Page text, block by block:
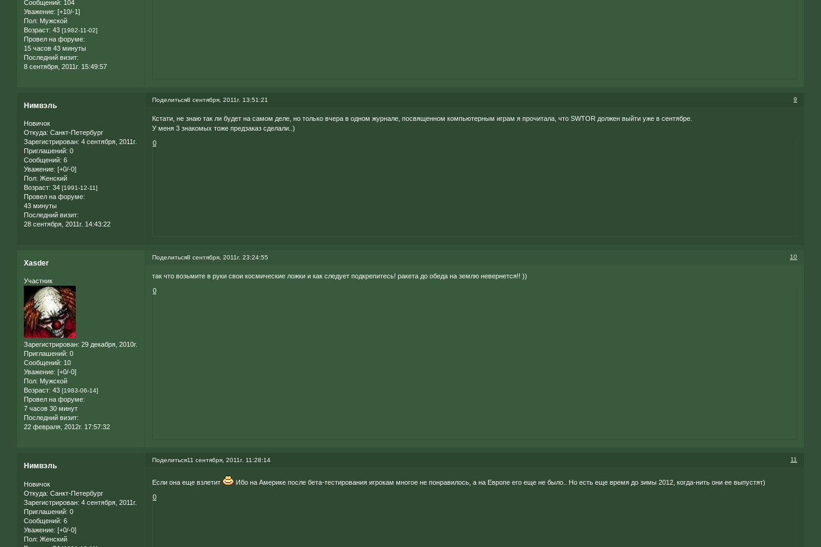
Сообщений: 104
Уважение: [+10/-1]
Пол: Мужской
Возраст: 43 [1982-11-02]
Провел на форуме:
15 часов 43 минуты
Последний визит:
8 сентября, 2011г. 15:49:57
Поделиться 9
8 сентября, 2011г. 13:51:21
Нимвэль
Новичок
Откуда: Санкт-Петербург
Зарегистрирован: 4 сентября, 2011г.
Приглашений: 0
Сообщений: 6
Уважение: [+0/-0]
Пол: Женский
Возраст: 34 [1991-12-11]
Провел на форуме:
43 минуты
Последний визит:
28 сентября, 2011г. 14:43:22
Кстати, не знаю так ли будет на самом деле, но только вчера в одном журнале, посвященном компьютерным играм я прочитала, что SWTOR должен выйти уже в сентябре.
У меня 3 знакомых тоже предзаказ сделали..)
0
Поделиться 10
8 сентября, 2011г. 23:24:55
Xasder
Участник
Зарегистрирован: 29 декабря, 2010г.
Приглашений: 0
Сообщений: 10
Уважение: [+0/-0]
Пол: Мужской
Возраст: 43 [1983-06-14]
Провел на форуме:
7 часов 30 минут
Последний визит:
22 февраля, 2012г. 17:57:32
так что возьмите в руки свои космические ложки и как следует подкрепитесь! ракета до обеда на землю невернется!! ))
0
Поделиться 11
11 сентября, 2011г. 11:28:14
Нимвэль
Новичок
Откуда: Санкт-Петербург
Зарегистрирован: 4 сентября, 2011г.
Приглашений: 0
Сообщений: 6
Уважение: [+0/-0]
Пол: Женский
Если она еще взлетит
Ибо на Америке после бета-тестирования игрокам многое не понравилось, а на Европе его еще не было.. Но есть еще время до зимы 2012, когда-нить они ее выпустят)
0